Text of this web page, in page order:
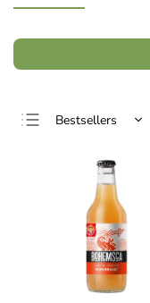
Bestsellers
Most expensive
Alphabetically